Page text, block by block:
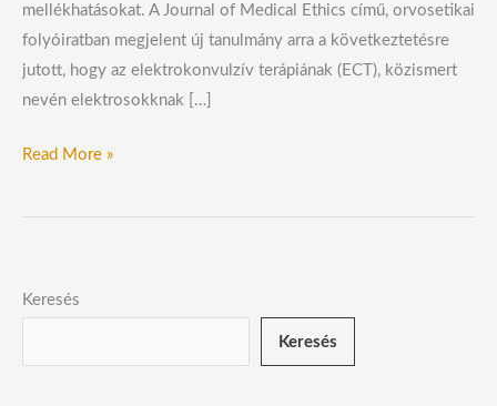
mellékhatásokat. A Journal of Medical Ethics című, orvosetikai
folyóiratban megjelent új tanulmány arra a következtetésre
jutott, hogy az elektrokonvulzív terápiának (ECT), közismert
nevén elektrosokknak […]
Read More »
Keresés
Keresés